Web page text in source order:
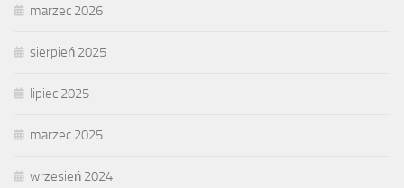
marzec 2026
sierpień 2025
lipiec 2025
marzec 2025
wrzesień 2024